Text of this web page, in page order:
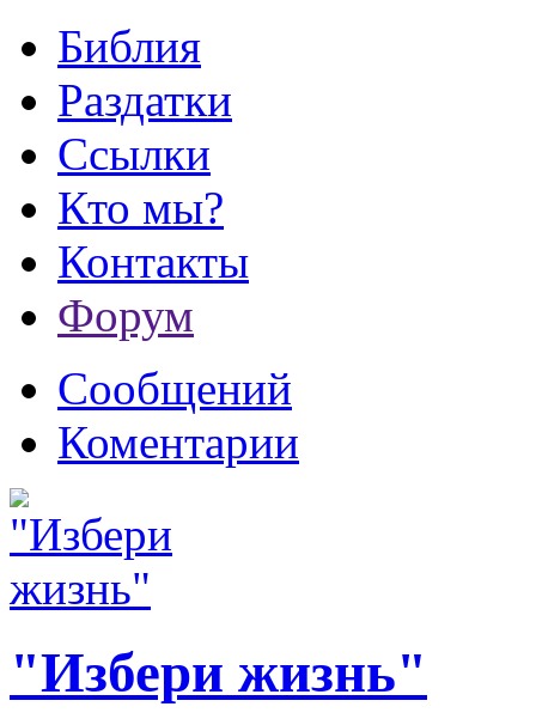
Библия
Раздатки
Ссылки
Кто мы?
Контакты
Форум
Сообщений
Коментарии
"Избери жизнь"